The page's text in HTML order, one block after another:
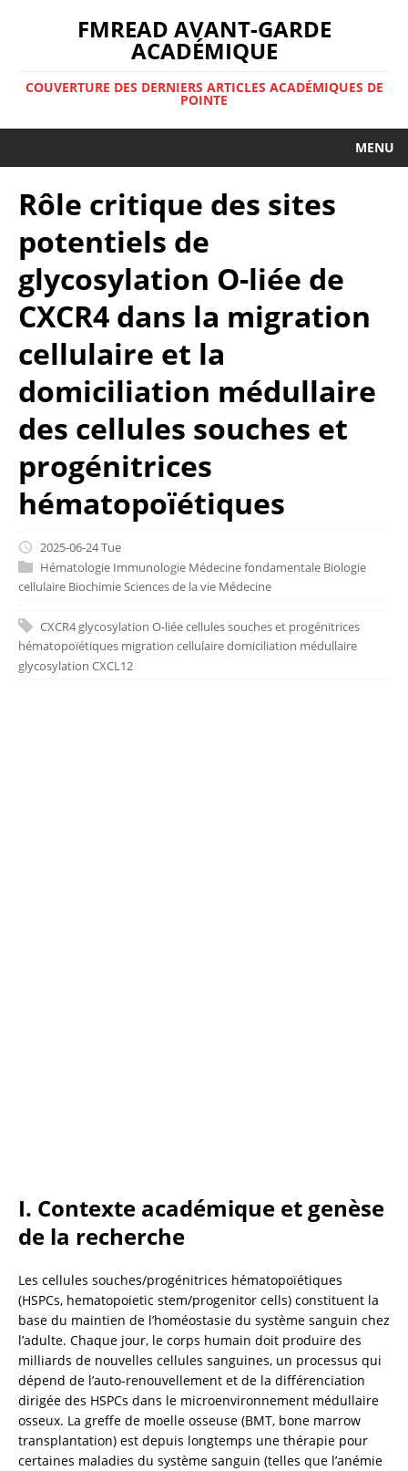
FMREAD AVANT-GARDE
ACADÉMIQUE
COUVERTURE DES DERNIERS ARTICLES ACADÉMIQUES DE
POINTE
MENU
Rôle critique des sites
potentiels de
glycosylation O-liée de
CXCR4 dans la migration
cellulaire et la
domiciliation médullaire
des cellules souches et
progénitrices
hématopoïétiques
2025-06-24 Tue
Hématologie Immunologie Médecine fondamentale Biologie
cellulaire Biochimie Sciences de la vie Médecine
CXCR4 glycosylation O-liéecellules souches et progénitrices
hématopoïétiques migration cellulairedomiciliation médullaire
glycosylation CXCL12
I. Contexte académique et genèse
de la recherche
Les cellules souches/progénitrices hématopoïétiques
(HSPCs, hematopoietic stem/progenitor cells) constituent la
base du maintien de l’homéostasie du système sanguin chez
l’adulte. Chaque jour, le corps humain doit produire des
milliards de nouvelles cellules sanguines, un processus qui
dépend de l’auto-renouvellement et de la différenciation
dirigée des HSPCs dans le microenvironnement médullaire
osseux. La greffe de moelle osseuse (BMT, bone marrow
transplantation) est depuis longtemps une thérapie pour
certaines maladies du système sanguin (telles que l’anémie